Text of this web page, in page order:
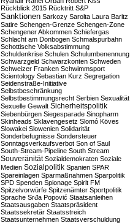
Rückblick 2015 Rücktritt S&P
Sanktionen Sarkozy Sarolta Laura Baritz
Satire Schengen-Grenze Schengen-Zone
Schengener Abkommen Schiefergas
Schlacht am Donbogen Schmalspurbahn
Schottische Volksabstimmung
Schuldenkrise Schulen Schulumbenennung
Schwarzgeld Schwarzkonten Schweden
Schweizer Franken Schwimmsport
Scientology Sebastian Kurz Segregation
Seidenstraße-Initiative
Selbstbeschränkung
Selbstbestimmungsrecht Serbien Sexualität
Sexuelle Gewalt Sicherheitspolitik
Siebenbürgen Siegesparade Sinopharm
Skinheads Sklavengesetz Slomó Köves
Slowakei Slowenien Solidarität
Sonderbefugnisse Sondersteuer
Sonntagsverkaufsverbot Son of Saul
South-Stream-Pipeline South Stream
Souveränität Sozialdemokraten Soziale
Medien Sozialpolitik Spanien SPAR
Spareinlagen Sparmaßnahmen Sparpolitik
SPD Spenden Spionage Spirit FM
Spitzelvorwürfe Spitzenämter Sportpolitik
Sprache Srđa Popović Staatsanleihen
Staatsausgaben Staatspräsident
Staatssekretär Staatsstreich
Staatsunternehmen Staatsverschuldung